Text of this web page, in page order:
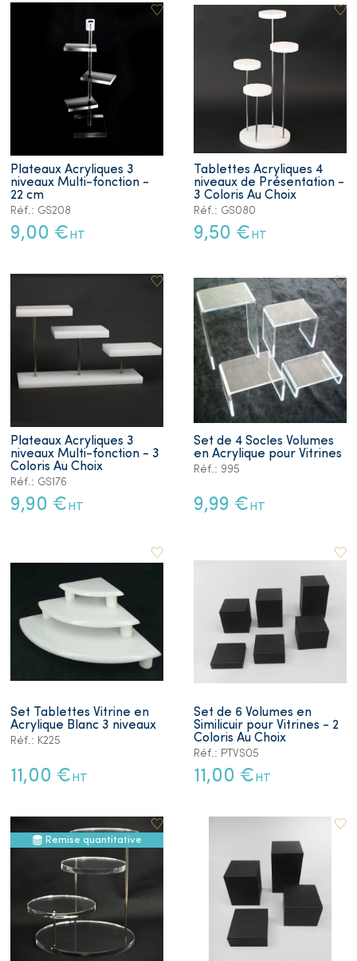
Plateaux Acryliques 3
niveaux Multi-fonction -
22 cm
Réf.: GS208
9,00 € HT
Tablettes Acryliques 4
niveaux de Présentation -
3 Coloris Au Choix
Réf.: GS080
9,50 € HT
Plateaux Acryliques 3
niveaux Multi-fonction - 3
Coloris Au Choix
Réf.: GS176
9,90 € HT
Set de 4 Socles Volumes
en Acrylique pour Vitrines
Réf.: 995
9,99 € HT
Set Tablettes Vitrine en
Acrylique Blanc 3 niveaux
Réf.: K225
11,00 € HT
Set de 6 Volumes en
Similicuir pour Vitrines - 2
Coloris Au Choix
Réf.: PTVS05
11,00 € HT
Remise quantitative